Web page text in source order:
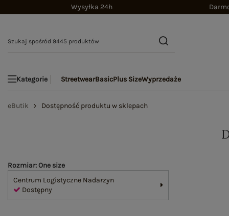
Wysyłka 24h
Kategorie StreetwearBasicPlus SizeWyprzedaże
eButik Dostępność produktu w sklepach
Rozmiar: One size
Centrum Logistyczne Nadarzyn
Dostępny